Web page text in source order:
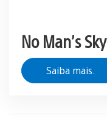
No Man’s Sky
Saiba mais.